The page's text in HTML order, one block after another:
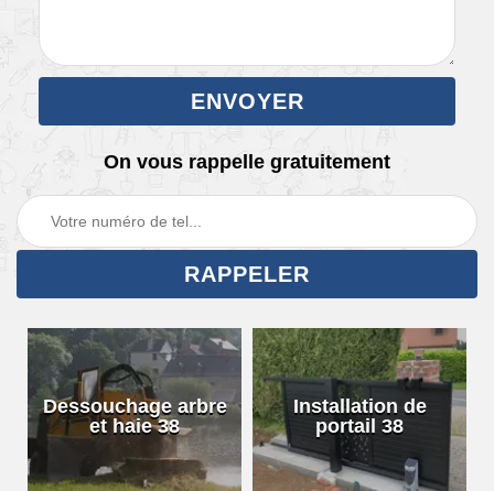
On vous rappelle gratuitement
Dessouchage arbre
et haie 38
Installation de
portail 38